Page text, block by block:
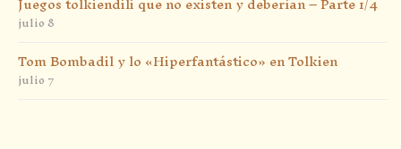
julio 8
Tom Bombadil y lo «Hiperfantástico» en Tolkien
julio 7